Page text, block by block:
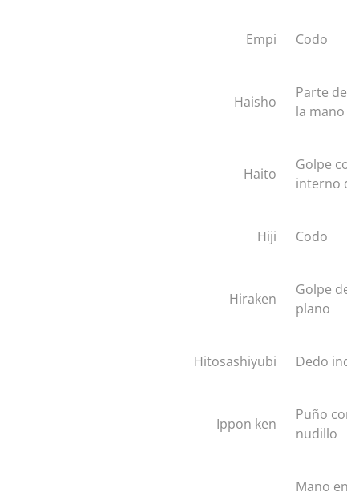
Empi Codo
Haisho
Parte de
la mano
Haito
Golpe
interno
Hiji Codo
Hiraken
Golpe de
plano
Hitosashiyubi Dedo
Ippon ken
Puño con
nudillo
Mano en